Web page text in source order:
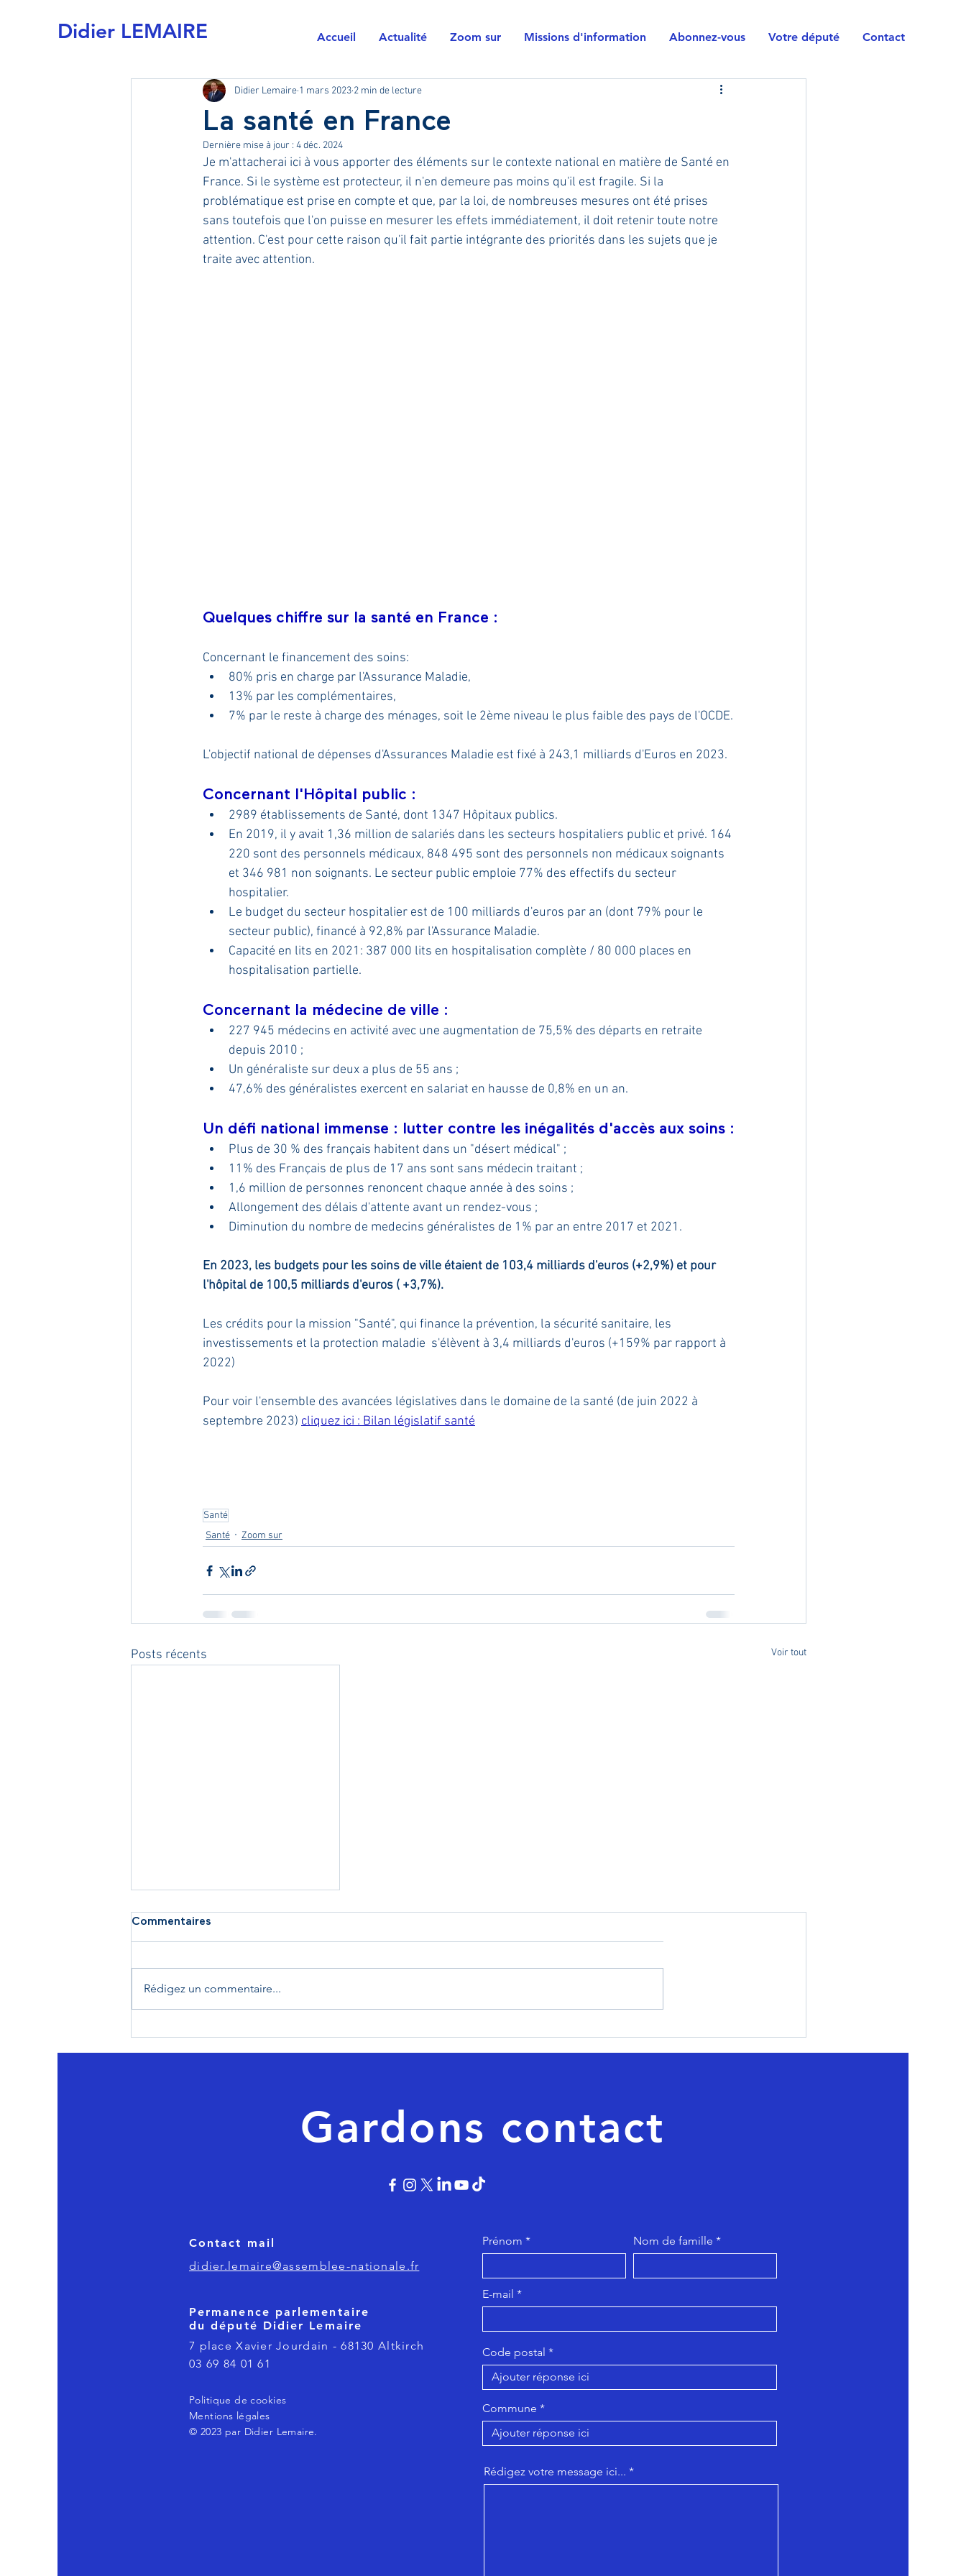
Didier LEMAIRE Accueil Actualité Zoom sur Missions d'information Abonnez-vous Votre député Contact
La santé en France
Didier Lemaire 1 mars 2023 2 min de lecture
Dernière mise à jour : 4 déc. 2024
Je m'attacherai ici à vous apporter des éléments sur le contexte national en matière de Santé en
France. Si le système est protecteur, il n'en demeure pas moins qu'il est fragile. Si la
problématique est prise en compte et que, par la loi, de nombreuses mesures ont été prises
sans toutefois que l'on puisse en mesurer les effets immédiatement, il doit retenir toute notre
attention. C'est pour cette raison qu'il fait partie intégrante des priorités dans les sujets que je
traite avec attention.
Quelques chiffre sur la santé en France :
Concernant le financement des soins:
80% pris en charge par l'Assurance Maladie,
13% par les complémentaires,
7% par le reste à charge des ménages, soit le 2ème niveau le plus faible des pays de l'OCDE.
L'objectif national de dépenses d'Assurances Maladie est fixé à 243,1 milliards d'Euros en 2023.
Concernant l'Hôpital public :
2989 établissements de Santé, dont 1347 Hôpitaux publics.
En 2019, il y avait 1,36 million de salariés dans les secteurs hospitaliers public et privé. 164
220 sont des personnels médicaux, 848 495 sont des personnels non médicaux soignants
et 346 981 non soignants. Le secteur public emploie 77% des effectifs du secteur
hospitalier.
Le budget du secteur hospitalier est de 100 milliards d'euros par an (dont 79% pour le
secteur public), financé à 92,8% par l'Assurance Maladie.
Capacité en lits en 2021: 387 000 lits en hospitalisation complète / 80 000 places en
hospitalisation partielle.
Concernant la médecine de ville :
227 945 médecins en activité avec une augmentation de 75,5% des départs en retraite
depuis 2010 ;
Un généraliste sur deux a plus de 55 ans ;
47,6% des généralistes exercent en salariat en hausse de 0,8% en un an.
Un défi national immense : lutter contre les inégalités d'accès aux soins :
Plus de 30 % des français habitent dans un "désert médical" ;
11% des Français de plus de 17 ans sont sans médecin traitant ;
1,6 million de personnes renoncent chaque année à des soins ;
Allongement des délais d'attente avant un rendez-vous ;
Diminution du nombre de medecins généralistes de 1% par an entre 2017 et 2021.
En 2023, les budgets pour les soins de ville étaient de 103,4 milliards d'euros (+2,9%) et pour
l'hôpital de 100,5 milliards d'euros ( +3,7%).
Les crédits pour la mission "Santé", qui finance la prévention, la sécurité sanitaire, les
investissements et la protection maladie  s'élèvent à 3,4 milliards d'euros (+159% par rapport à
2022)
Pour voir l'ensemble des avancées législatives dans le domaine de la santé (de juin 2022 à
septembre 2023) cliquez ici : Bilan législatif santé
Santé
Santé
Zoom sur
Posts récents Voir tout
L'hôpital de Saint-Louis
Commentaires
Rédigez un commentaire...
Gardons contact
Contact mail
didier.lemaire@assemblee-nationale.fr
Permanence parlementaire
du député Didier Lemaire
7 place Xavier Jourdain - 68130 Altkirch
03 69 84 01 61
Politique de cookies
Mentions légales
© 2023 par Didier Lemaire.
Prénom Nom de famille
E-mail
Code postal
Commune
Rédigez votre message ici...